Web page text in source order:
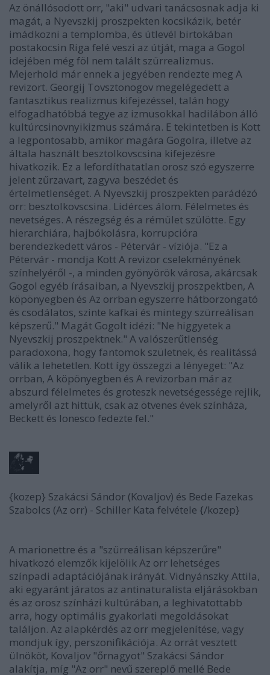
Az önállósodott orr, "aki" udvari tanácsosnak adja ki
magát, a Nyevszkij proszpekten kocsikázik, betér
imádkozni a templomba, és útlevél birtokában
postakocsin Riga felé veszi az útját, maga a Gogol
idejében még föl nem talált szürrealizmus.
Mejerhold már ennek a jegyében rendezte meg A
revizort. Georgij Tovsztonogov megelégedett a
fantasztikus realizmus kifejezéssel, talán hogy
elfogadhatóbbá tegye az izmusokkal hadilábon álló
kultúrcsinovnyikizmus számára. E tekintetben is Kott
a legpontosabb, amikor magára Gogolra, illetve az
általa használt besztolkovscsina kifejezésre
hivatkozik. Ez a lefordíthatatlan orosz szó egyszerre
jelent zűrzavart, zagyva beszédet és
értelmetlenséget. A Nyevszkij proszpekten parádézó
orr: besztolkovscsina. Lidérces álom. Félelmetes és
nevetséges. A részegség és a rémület szülötte. Egy
hierarchiára, hajbókolásra, korrupcióra
berendezkedett város - Pétervár - víziója. "Ez a
Pétervár - mondja Kott A revizor cselekményének
színhelyéről -, a minden gyönyörök városa, akárcsak
Gogol egyéb írásaiban, a Nyevszkij proszpektben, A
köpönyegben és Az orrban egyszerre hátborzongató
és csodálatos, szinte kafkai és mintegy szürreálisan
képszerű." Magát Gogolt idézi: "Ne higgyetek a
Nyevszkij proszpektnek." A valószerűtlenség
paradoxona, hogy fantomok születnek, és realitássá
válik a lehetetlen. Kott így összegzi a lényeget: "Az
orrban, A köpönyegben és A revizorban már az
abszurd félelmetes és groteszk nevetségessége rejlik,
amelyről azt hittük, csak az ötvenes évek színháza,
Beckett és Ionesco fedezte fel."
{kozep} Szakácsi Sándor (Kovaljov) és Bede Fazekas
Szabolcs (Az orr) - Schiller Kata felvétele {/kozep}
A marionettre és a "szürreálisan képszerűre"
hivatkozó elemzők kijelölik Az orr lehetséges
színpadi adaptációjának irányát. Vidnyánszky Attila,
aki egyaránt járatos az antinaturalista eljárásokban
és az orosz színházi kultúrában, a leghivatottabb
arra, hogy optimális gyakorlati megoldásokat
találjon. Az alapkérdés az orr megjelenítése, vagy
mondjuk így, perszonifikációja. Az orrát vesztett
ülnököt, Kovaljov "őrnagyot" Szakácsi Sándor
alakítja, míg "Az orr" nevű szereplő mellé Bede